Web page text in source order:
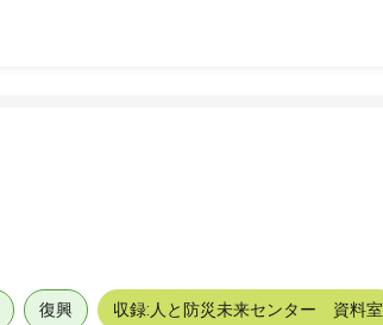
復興 収録:人と防災未来センター 資料室